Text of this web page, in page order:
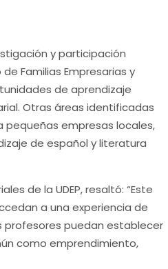
y participación
Familias Empresarias y
de aprendizaje
Otras áreas identificadas
pequeñas empresas locales,
de español y literatura
de la UDEP, resaltó: “Este
a una experiencia de
profesores puedan establecer
como emprendimiento,